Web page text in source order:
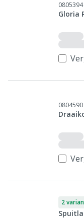
0805394
Gloria
0804590
2